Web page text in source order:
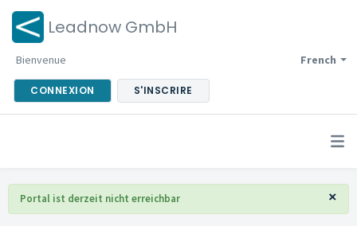
Leadnow GmbH
French
Bienvenue
CONNEXION S'INSCRIRE
×
Portal ist derzeit nicht erreichbar